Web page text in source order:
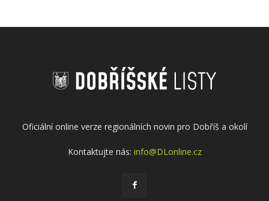
Oficiální online verze regionálních novin pro Dobříš a okolí
Kontaktujte nás: info@DLonline.cz